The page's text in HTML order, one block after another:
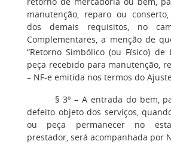
manutenção, reparo ou
dos demais requisitos, no
Complementares, a menção de
“Retorno Simbólico (ou Físico)
peça recebido para manutenção,
– NF-e emitida nos termos do Ajuste
§ 3º– A entrada do bem,
defeito objeto dos serviços,
ou peça permanecer no
prestador, será acompanhada por